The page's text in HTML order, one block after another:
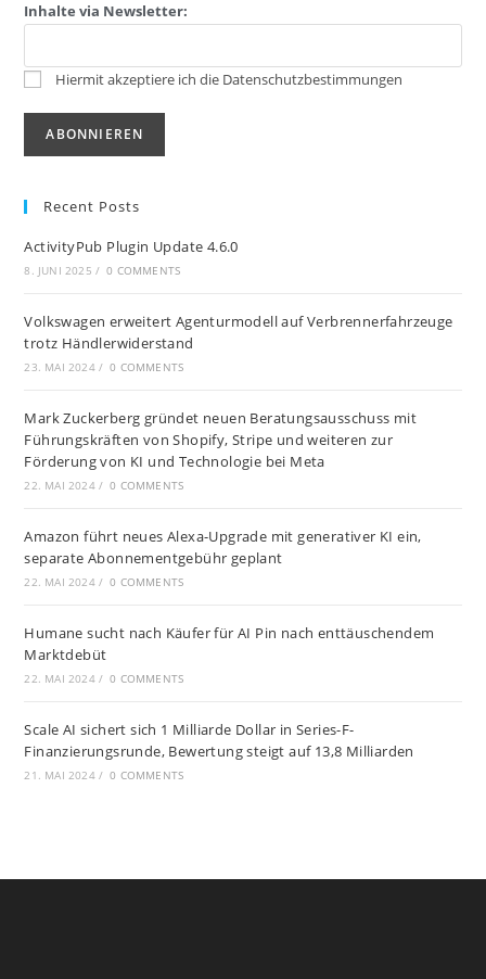
Inhalte via Newsletter:
Hiermit akzeptiere ich die Datenschutzbestimmungen
Recent Posts
ActivityPub Plugin Update 4.6.0
8. JUNI 2025 / 0 COMMENTS
Volkswagen erweitert Agenturmodell auf Verbrennerfahrzeuge
trotz Händlerwiderstand
23. MAI 2024 / 0 COMMENTS
Mark Zuckerberg gründet neuen Beratungsausschuss mit
Führungskräften von Shopify, Stripe und weiteren zur
Förderung von KI und Technologie bei Meta
22. MAI 2024 / 0 COMMENTS
Amazon führt neues Alexa-Upgrade mit generativer KI ein,
separate Abonnementgebühr geplant
22. MAI 2024 / 0 COMMENTS
Humane sucht nach Käufer für AI Pin nach enttäuschendem
Marktdebüt
22. MAI 2024 / 0 COMMENTS
Scale AI sichert sich 1 Milliarde Dollar in Series-F-
Finanzierungsrunde, Bewertung steigt auf 13,8 Milliarden
21. MAI 2024 / 0 COMMENTS